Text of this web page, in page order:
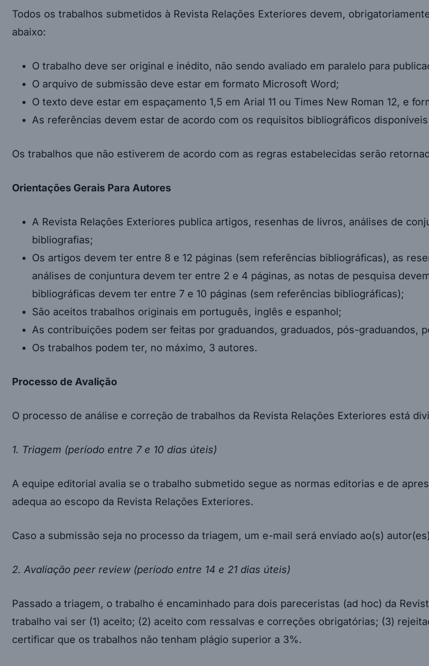
Todos os trabalhos submetidos à Revista Relações Exteriores devem,
abaixo:
O trabalho deve ser original e inédito, não sendo avaliado em paralelo para
O arquivo de submissão deve estar em formato Microsoft Word;
O texto deve estar em espaçamento 1,5 em Arial 11 ou Times New Roman 12, e
As referências devem estar de acordo com os requisitos bibliográficos disponíveis
Os trabalhos que não estiverem de acordo com as regras estabelecidas serão
Orientações Gerais Para Autores
A Revista Relações Exteriores publica artigos, resenhas de livros, análises de
bibliografias;
Os artigos devem ter entre 8 e 12 páginas (sem referências bibliográficas), as
análises de conjuntura devem ter entre 2 e 4 páginas, as notas de pesquisa
bibliográficas devem ter entre 7 e 10 páginas (sem referências bibliográficas);
São aceitos trabalhos originais em português, inglês e espanhol;
As contribuições podem ser feitas por graduandos, graduados, pós-graduandos,
Os trabalhos podem ter, no máximo, 3 autores.
Processo de Avalição
O processo de análise e correção de trabalhos da Revista Relações Exteriores está
1. Triagem (período entre 7 e 10 dias úteis)
A equipe editorial avalia se o trabalho submetido segue as normas editorias e de
adequa ao escopo da Revista Relações Exteriores.
Caso a submissão seja no processo da triagem, um e-mail será enviado ao(s)
2. Avaliação peer review (período entre 14 e 21 dias úteis)
Passado a triagem, o trabalho é encaminhado para dois pareceristas (ad hoc) da
trabalho vai ser (1) aceito; (2) aceito com ressalvas e correções obrigatórias; (3)
certificar que os trabalhos não tenham plágio superior a 3%.